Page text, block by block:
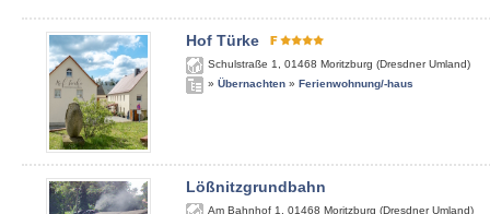
Hof Türke
Schulstraße 1 01468 Moritzburg (Dresdner Umland)
» Übernachten » Ferienwohnung/-haus
Lößnitzgrundbahn
Am Bahnhof 1 01468 Moritzburg (Dresdner Umland)